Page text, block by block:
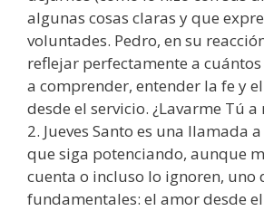
algunas cosas claras y que
voluntades. Pedro, en su
reflejar perfectamente a
a comprender, entender la fe y
desde el servicio. ¿Lavarme Tú a
2. Jueves Santo es una llamada
que siga potenciando, aunque
cuenta o incluso lo ignoren, uno
fundamentales: el amor desde